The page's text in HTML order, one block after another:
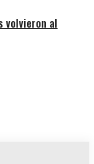
volvieron al